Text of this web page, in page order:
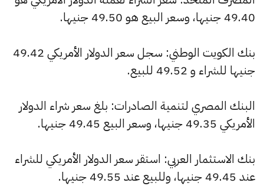
49.40 جنيها، وسعر البيع هو 49.50 جنيها.
بنك الكويت الوطني: سجل سعر الدولار الأمريكي 49.42
جنيها للشراء و 49.52 للبيع.
البنك المصري لتنمية الصادرات: بلغ سعر شراء الدولار
الأمريكي 49.35 جنيها، وسعر البيع 49.45 جنيها.
بنك الاستثمار العربي: استقر سعر الدولار الأمريكي للشراء
عند 49.45 جنيها، وللبيع عند 49.55 جنيها.